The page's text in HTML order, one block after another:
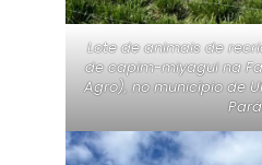
Lote de animais de
de capim-miyagui na
Agro), no município de
Pará